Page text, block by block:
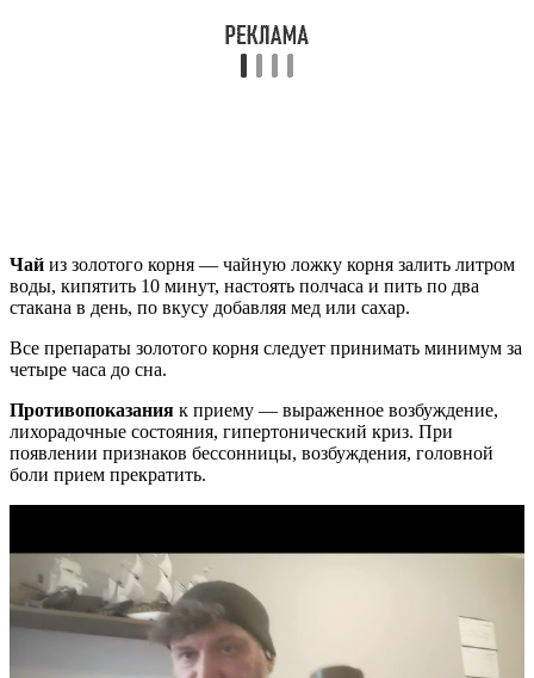
Чай из золотого корня — чай­ную ложку кор­ня залить литром
воды, кипятить 10 минут, настоять полчаса и пить по два
стака­на в день, по вкусу добавляя мед или сахар.
Все препараты золотого корня следует принимать минимум за
четыре часа до сна.
Противопоказания к приему — выраженное возбуждение,
лихорадочные состояния, гипертонический криз. При
появлении признаков бессонницы, возбуждения, головной
боли прием прекратить.